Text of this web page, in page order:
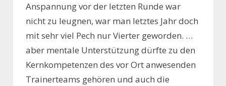
Anspannung vor der letzten Runde war
nicht zu leugnen, war man letztes Jahr doch
mit sehr viel Pech nur Vierter geworden. …
aber mentale Unterstützung dürfte zu den
Kernkompetenzen des vor Ort anwesenden
Trainerteams gehören und auch die